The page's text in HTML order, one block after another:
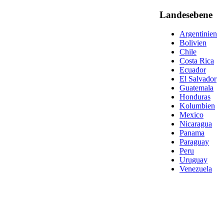
Landesebene
Argentinien
Bolivien
Chile
Costa Rica
Ecuador
El Salvador
Guatemala
Honduras
Kolumbien
Mexico
Nicaragua
Panama
Paraguay
Peru
Uruguay
Venezuela